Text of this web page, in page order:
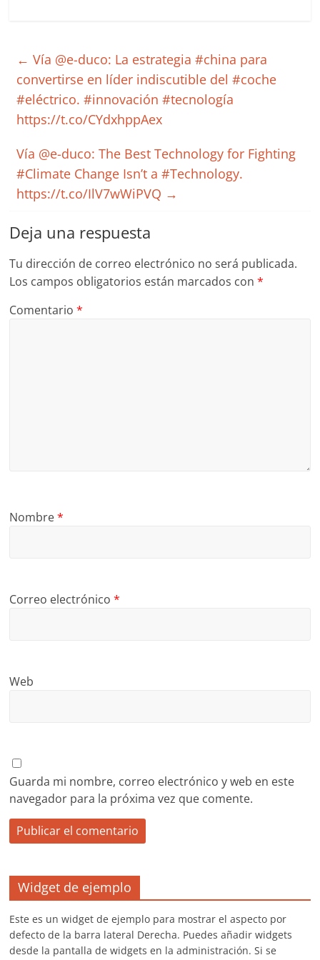
← Vía @e-duco: La estrategia #china para
convertirse en líder indiscutible del #coche
#eléctrico. #innovación #tecnología
https://t.co/CYdxhppAex
Vía @e-duco: The Best Technology for Fighting
#Climate Change Isn’t a #Technology.
https://t.co/IlV7wWiPVQ →
Deja una respuesta
Tu dirección de correo electrónico no será publicada.
Los campos obligatorios están marcados con*
Comentario*
Nombre*
Correo electrónico*
Web
Guarda mi nombre, correo electrónico y web en este
navegador para la próxima vez que comente.
Widget de ejemplo
Este es un widget de ejemplo para mostrar el aspecto por
defecto de la barra lateral Derecha. Puedes añadir widgets
desde la pantalla de widgets en la administración. Si se